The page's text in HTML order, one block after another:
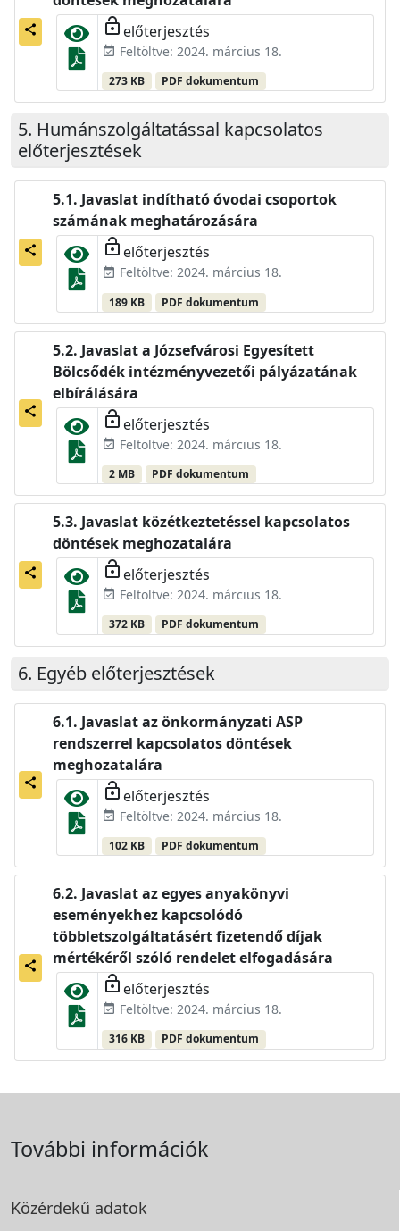
share lock_open előterjesztés
event_available Feltöltve: 2024. március 18.
273 KB PDF dokumentum
Humánszolgáltatással kapcsolatos
előterjesztések
share
Javaslat indítható óvodai csoportok
számának meghatározására
lock_open előterjesztés
event_available Feltöltve: 2024. március 18.
189 KB PDF dokumentum
share
Javaslat a Józsefvárosi Egyesített
Bölcsődék intézményvezetői pályázatának
elbírálására
lock_open előterjesztés
event_available Feltöltve: 2024. március 18.
2 MB PDF dokumentum
share
Javaslat közétkeztetéssel kapcsolatos
döntések meghozatalára
lock_open előterjesztés
event_available Feltöltve: 2024. március 18.
372 KB PDF dokumentum
Egyéb előterjesztések
share
Javaslat az önkormányzati ASP
rendszerrel kapcsolatos döntések
meghozatalára
lock_open előterjesztés
event_available Feltöltve: 2024. március 18.
102 KB PDF dokumentum
share
Javaslat az egyes anyakönyvi
eseményekhez kapcsolódó
többletszolgáltatásért fizetendő díjak
mértékéről szóló rendelet elfogadására
lock_open előterjesztés
event_available Feltöltve: 2024. március 18.
316 KB PDF dokumentum
További információk
Közérdekű adatok